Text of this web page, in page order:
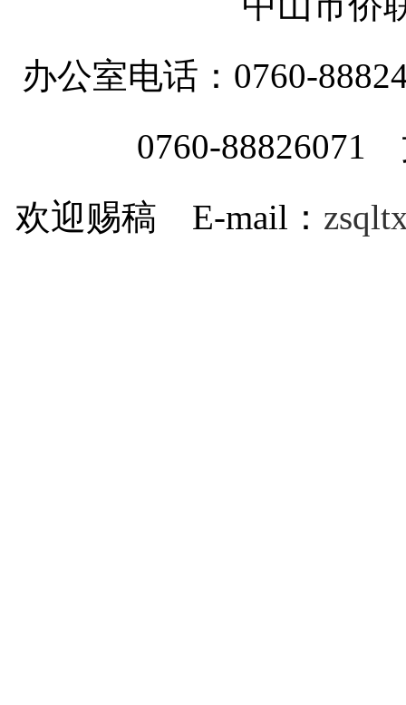
办公室电话：0760-
0760-88826071
欢迎赐稿 E-mail：